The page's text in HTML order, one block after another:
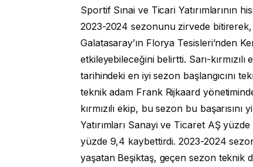
Sportif Sınai ve Ticari Yatırımlarının
2023-2024 sezonunu zirvede bitirerek,
Galatasaray’ın Florya Tesisleri’nden
etkileyebileceğini belirtti. Sarı-
tarihindeki en iyi sezon başlangıcını
teknik adam Frank Rijkaard
kırmızılı ekip, bu sezon bu başarısını
Yatırımları Sanayi ve Ticaret AŞ
yüzde 9,4 kaybettirdi. 2023-2024
yaşatan Beşiktaş, geçen sezon teknik